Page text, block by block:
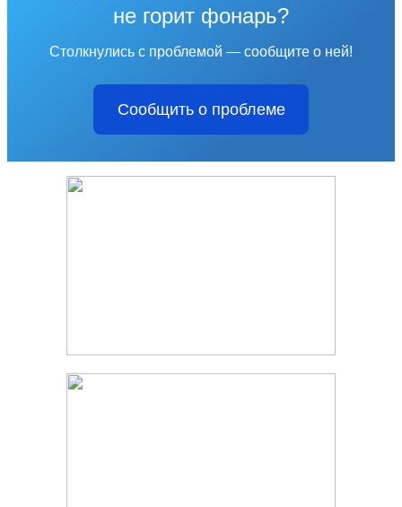
не горит фонарь?
Столкнулись с проблемой — сообщите о ней!
Сообщить о проблеме